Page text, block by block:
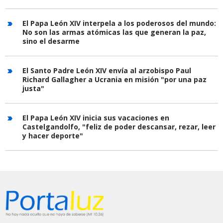
El Papa León XIV interpela a los poderosos del mundo:
No son las armas atómicas las que generan la paz,
sino el desarme
El Santo Padre León XIV envía al arzobispo Paul
Richard Gallagher a Ucrania en misión "por una paz
justa"
El Papa León XIV inicia sus vacaciones en
Castelgandolfo, "feliz de poder descansar, rezar, leer
y hacer deporte"